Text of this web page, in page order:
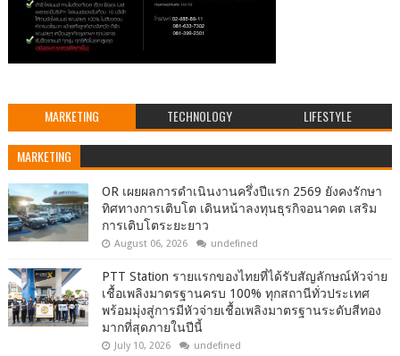
MARKETING TECHNOLOGY LIFESTYLE
MARKETING
OR เผยผลการดำเนินงานครึ่งปีแรก 2569 ยังคงรักษา
ทิศทางการเติบโต เดินหน้าลงทุนธุรกิจอนาคต เสริม
การเติบโตระยะยาว
August 06, 2026 undefined
PTT Station รายแรกของไทยที่ได้รับสัญลักษณ์หัวจ่าย
เชื้อเพลิงมาตรฐานครบ 100% ทุกสถานีทั่วประเทศ
พร้อมมุ่งสู่การมีหัวจ่ายเชื้อเพลิงมาตรฐานระดับสีทอง
มากที่สุดภายในปีนี้
July 10, 2026 undefined